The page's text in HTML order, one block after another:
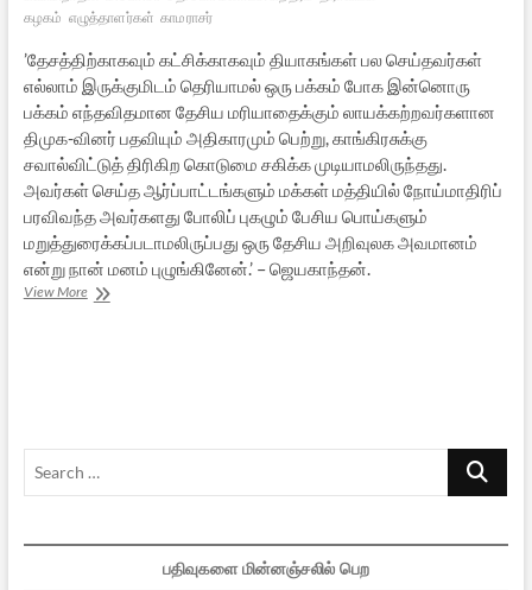
கழகம் எழுத்தாளர்கள் காமராசர்
’தேசத்திற்காகவும் கட்சிக்காகவும் தியாகங்கள் பல செய்தவர்கள்
எல்லாம் இருக்குமிடம் தெரியாமல் ஒரு பக்கம் போக இன்னொரு
பக்கம் எந்தவிதமான தேசிய மரியாதைக்கும் லாயக்கற்றவர்களான
திமுக-வினர் பதவியும் அதிகாரமும் பெற்று, காங்கிரசுக்கு
சவால்விட்டுத் திரிகிற கொடுமை சகிக்க முடியாமலிருந்தது.
அவர்கள் செய்த ஆர்ப்பாட்டங்களும் மக்கள் மத்தியில் நோய்மாதிரிப்
பரவிவந்த அவர்களது போலிப் புகழும் பேசிய பொய்களும்
மறுத்துரைக்கப்படாமலிருப்பது ஒரு தேசிய அறிவுலக அவமானம்
என்று நான் மனம் புழுங்கினேன்.’ – ஜெயகாந்தன்.
View Moreபோகப்
Search
பதிவுகளை மின்னஞ்சலில் பெற